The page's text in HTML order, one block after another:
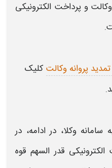
و پرداخت الکترونیکی
پروانه وکالت کلیک
وکلا، در ادامه، در
قدر السهم قوه